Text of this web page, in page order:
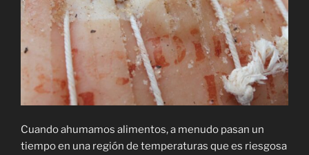
Cuando ahumamos alimentos, a menudo pasan un
tiempo en una región de temperaturas que es riesgosa